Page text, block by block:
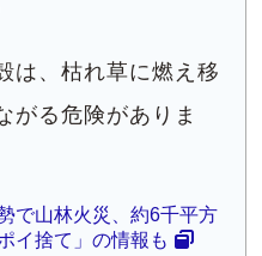
は、枯れ草に燃え移
がる危険がありま
で山林火災、約6千平方
イ捨て」の情報も